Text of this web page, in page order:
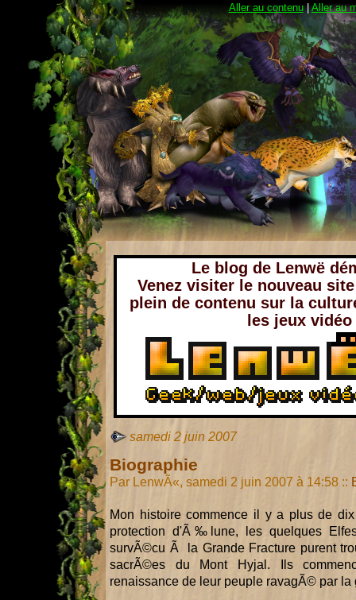
Aller au contenu|Aller au
Le blog de Lenwë
Venez visiter le nouveau
plein de contenu sur la
les jeux vidéo
samedi 2 juin 2007
Biographie
Par LenwÃ«, samedi 2 juin 2007 à 14:58 ::
Mon histoire commence il y a plus de
protection d'Ã‰lune, les quelques
survÃ©cu Ã la Grande Fracture purent
sacrÃ©es du Mont Hyjal. Ils
renaissance de leur peuple ravagÃ© par la